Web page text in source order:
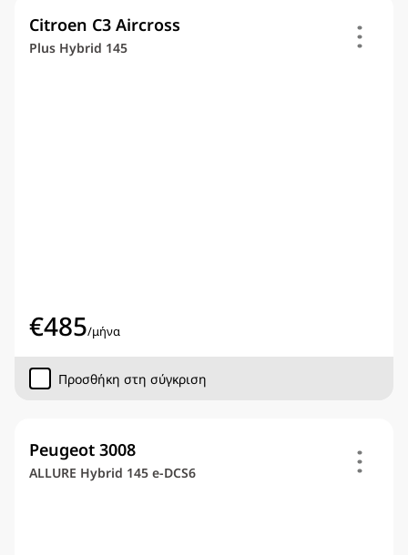
Citroen C3 Aircross
Plus Hybrid 145
€485/μήνα
Προσθήκη στη σύγκριση
Peugeot 3008
ALLURE Hybrid 145 e-DCS6